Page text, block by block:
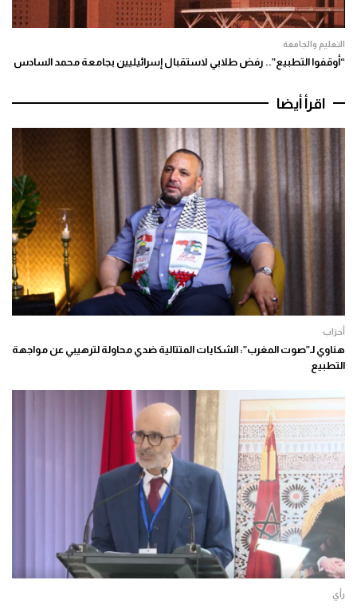
التعليم والجامعة
“أوقفوا التطبيع”.. رفض طلابي لاستقبال إسرائيليين بجامعة محمد السادس
اقرأ أيضا
أحزاب
هناوي لـ”صوت المغرب”: الشكايات المتتالية ضدي محاولة لترهيبي عن مواجهة
التطبيع
رأي